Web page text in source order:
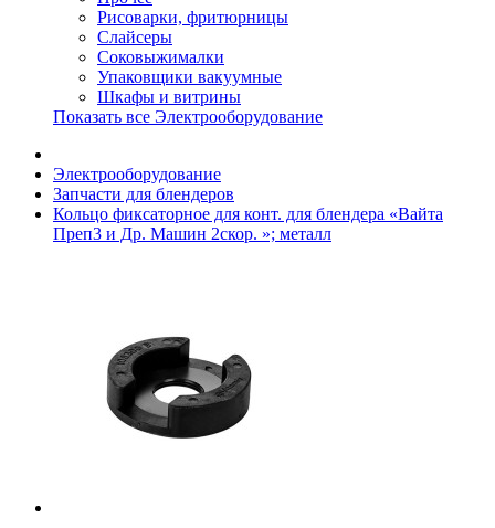
Рисоварки, фритюрницы
Слайсеры
Соковыжималки
Упаковщики вакуумные
Шкафы и витрины
Показать все Электрооборудование
Электрооборудование
Запчасти для блендеров
Кольцо фиксаторное для конт. для блендера «Вайта
Преп3 и Др. Машин 2скор. »; металл